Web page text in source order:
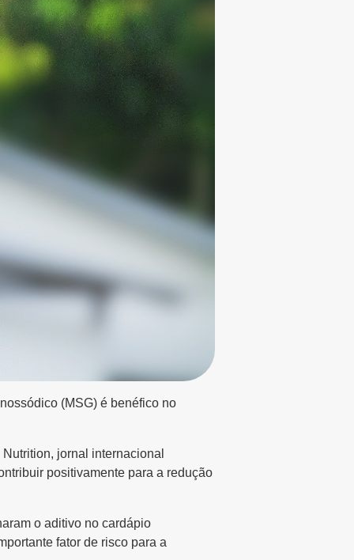
(MSG) é benéfico no
jornal internacional
positivamente para a redução
o aditivo no cardápio
fator de risco para a